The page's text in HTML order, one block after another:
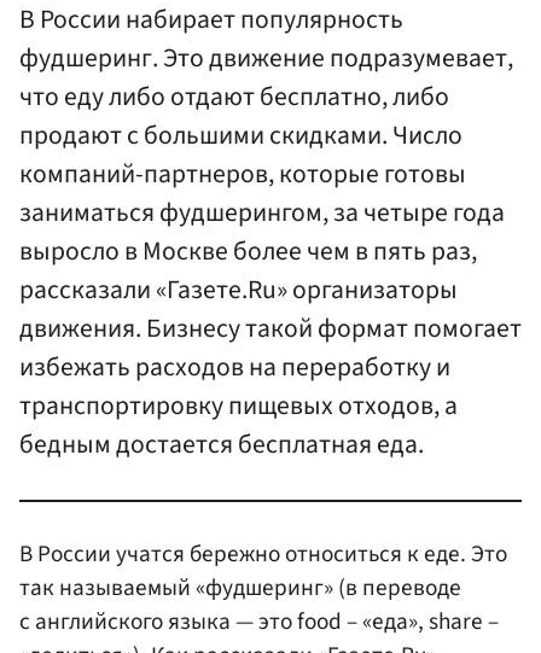
В России набирает популярность
фудшеринг. Это движение подразумевает,
что еду либо отдают бесплатно, либо
продают с большими скидками. Число
компаний-партнеров, которые готовы
заниматься фудшерингом, за четыре года
выросло в Москве более чем в пять раз,
рассказали «Газете.Ru» организаторы
движения. Бизнесу такой формат помогает
избежать расходов на переработку и
транспортировку пищевых отходов, а
бедным достается бесплатная еда.
В России учатся бережно относиться к еде. Это
так называемый «фудшеринг» (в переводе
с английского языка — это food – «еда», share –